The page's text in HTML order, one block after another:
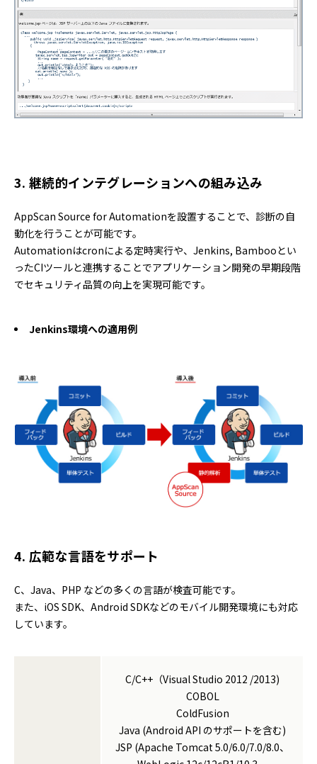
3. 継続的インテグレーションへの組み込み
AppScan Source for Automationを設置することで、診断の自
動化を行うことが可能です。
Automationはcronによる定時実行や、Jenkins, Bambooとい
ったCIツールと連携することでアプリケーション開発の早期段階
でセキュリティ品質の向上を実現可能です。
Jenkins環境への適用例
4. 広範な言語をサポート
C、Java、PHP などの多くの言語が検査可能です。
また、iOS SDK、Android SDKなどのモバイル開発環境にも対応
しています。
C/C++（Visual Studio 2012 /2013)
COBOL
ColdFusion
Java (Android API のサポートを含む)
JSP (Apache Tomcat 5.0/6.0/7.0/8.0、